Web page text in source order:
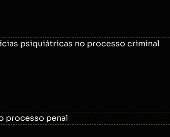
psiquiátricas no processo criminal
processo penal